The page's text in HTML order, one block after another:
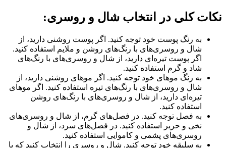
نکات کلی در انتخاب شال و روسری:
به رنگ پوست خود توجه کنید. اگر پوست روشنی دارید، از
شال و روسری‌های با رنگ‌های روشن و ملایم استفاده کنید.
اگر پوست تیره‌ای دارید، از شال و روسری‌های با رنگ‌های
شاد و گرم استفاده کنید.
به رنگ موهای خود توجه کنید. اگر موهای روشنی دارید، از
شال و روسری‌های با رنگ‌های تیره استفاده کنید. اگر موهای
تیره‌ای دارید، از شال و روسری‌های با رنگ‌های روشن
استفاده کنید.
به فصل توجه کنید. در فصل‌های گرم، از شال و روسری‌های
نخی و حریر استفاده کنید. در فصل‌های سرد، از شال و
روسری‌های پشمی و کاموایی استفاده کنید.
به سلیقه خود توجه کنید. شال و روسری را انتخاب کنید که با